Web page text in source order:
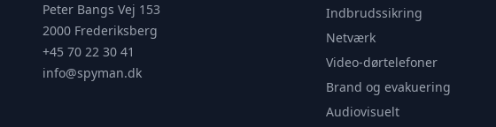
Peter Bangs Vej 153
2000 Frederiksberg
+45 70 22 30 41
info@spyman.dk
Indbrudssikring
Netværk
Video-dørtelefoner
Brand og evakuering
Audiovisuelt